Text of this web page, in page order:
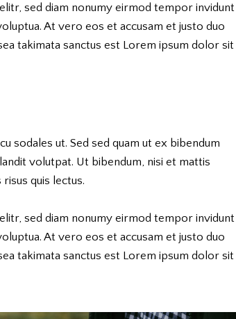
sed diam nonumy eirmod tempor invidunt
At vero eos et accusam et justo duo
takimata sanctus est Lorem ipsum dolor sit
sodales ut. Sed sed quam ut ex bibendum
volutpat. Ut bibendum, nisi et mattis
quis lectus.
sed diam nonumy eirmod tempor invidunt
At vero eos et accusam et justo duo
takimata sanctus est Lorem ipsum dolor sit